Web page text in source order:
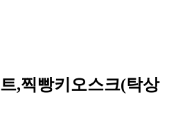
,찍빵키오스크(탁상